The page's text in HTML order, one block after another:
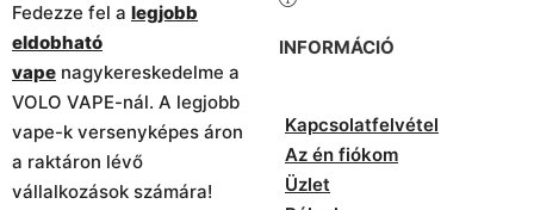
Fedezze fel a legjobb
eldobható
vape nagykereskedelme a
VOLO VAPE-nál. A legjobb
vape-k versenyképes áron
a raktáron lévő
vállalkozások számára!
INFORMÁCIÓ
Kapcsolatfelvétel
Az én fiókom
Üzlet